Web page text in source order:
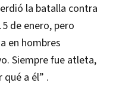
la batalla contra
de enero, pero
en hombres
Siempre fue atleta,
a él” .